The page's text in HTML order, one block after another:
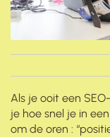
Als je ooit een
je hoe snel je in
om de oren :